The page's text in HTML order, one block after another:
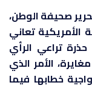
صحيفة الوطن،
الأمريكية تعاني
تراعي الرأي
الأمر الذي
خطابها فيما